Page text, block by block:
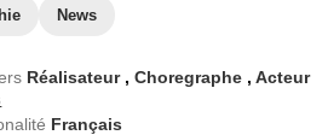
News
Réalisateur ,Choregraphe ,Acteur
Français